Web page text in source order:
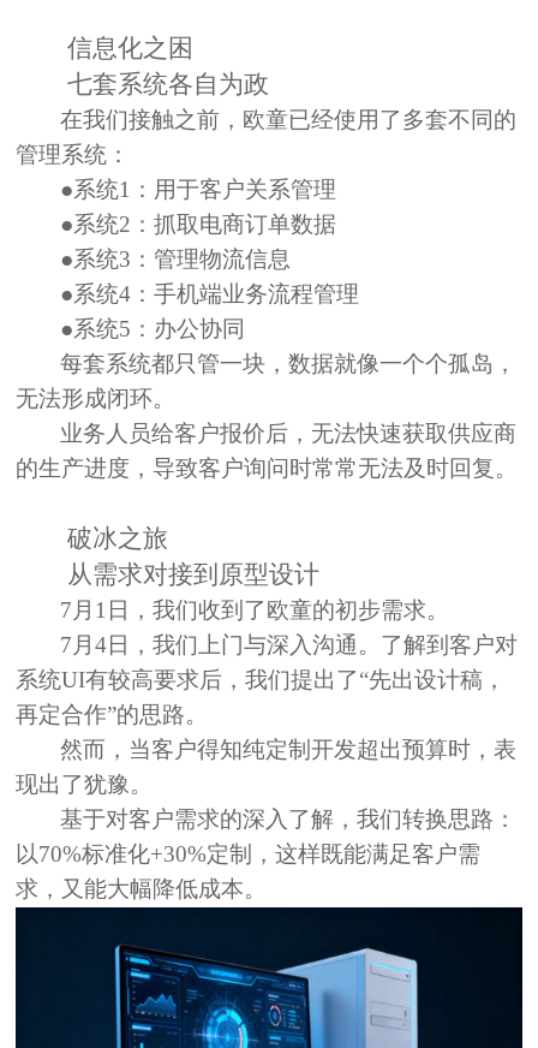
信息化之困
七套系统各自为政
在我们接触之前，欧童已经使用了多套不同的
管理系统 ：
●系统1：用于客户关系管理
●系统2：抓取电商订单数据
●系统3：管理物流信息
●系统4：手机端业务流程管理
●系统5：办公协同
每套系统都只管一块，数据就像一个个孤岛，
无法形成闭环。
业务人员给客户报价后，无法快速获取供应商
的生产进度，导致客户询问时常常无法及时回复。
破冰之旅
从需求对接到原型设计
7月1日，我们收到了欧童的初步需求。
7月4日，我们上门与深入沟通。了解到客户对
系统UI有较高要求后，我们提出了“先出设计稿，
再定合作”的思路。
然而，当客户得知纯定制开发超出预算时，表
现出了犹豫。
基于对客户需求的深入了解，我们转换思路：
以70%标准化+30%定制
，这样既能满足客户需
求，又能大幅降低成本。